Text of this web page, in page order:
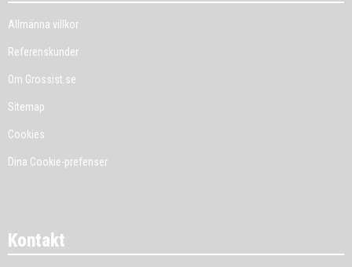
Allmänna villkor
Referenskunder
Om Grossist.se
Sitemap
Cookies
Dina Cookie-prefenser
Kontakt